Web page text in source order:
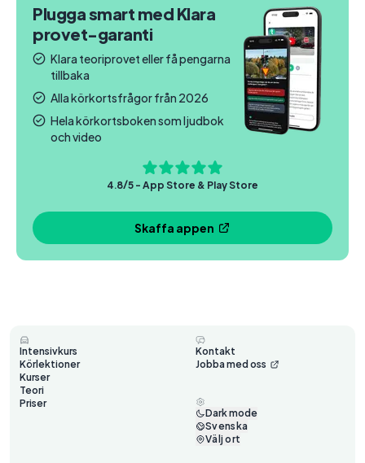
Plugga smart med Klara
provet-garanti
Klara teoriprovet eller få pengarna
tillbaka
Alla körkortsfrågor från 2026
Hela körkortsboken som ljudbok
och video
4.8/5 - App Store & Play Store
Skaffa appen
Intensivkurs
Körlektioner
Kurser
Teori
Priser
Kontakt
Jobba med oss
Dark mode
Svenska
Välj ort